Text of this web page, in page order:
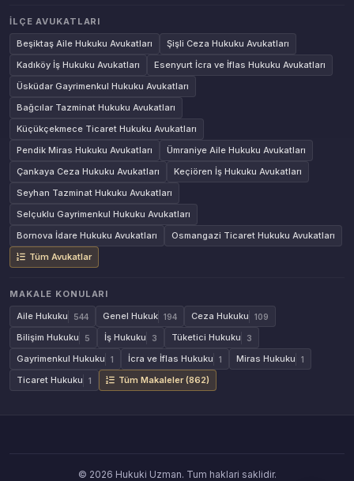
İLÇE AVUKATLARI
Beşiktaş Aile Hukuku Avukatları
Şişli Ceza Hukuku Avukatları
Kadıköy İş Hukuku Avukatları
Esenyurt İcra ve İflas Hukuku Avukatları
Üsküdar Gayrimenkul Hukuku Avukatları
Bağcılar Tazminat Hukuku Avukatları
Küçükçekmece Ticaret Hukuku Avukatları
Pendik Miras Hukuku Avukatları
Ümraniye Aile Hukuku Avukatları
Çankaya Ceza Hukuku Avukatları
Keçiören İş Hukuku Avukatları
Seyhan Tazminat Hukuku Avukatları
Selçuklu Gayrimenkul Hukuku Avukatları
Bornova İdare Hukuku Avukatları
Osmangazi Ticaret Hukuku Avukatları
Tüm Avukatlar
MAKALE KONULARI
Aile Hukuku
544 Genel Hukuk 194 Ceza Hukuku 109
Bilişim Hukuku 5 İş Hukuku 3 Tüketici Hukuku 3
Gayrimenkul Hukuku 1 İcra ve İflas Hukuku 1 Miras Hukuku 1
Ticaret Hukuku 1 Tüm Makaleler (862)
© 2026 Hukuki Uzman. Tum haklari saklidir.